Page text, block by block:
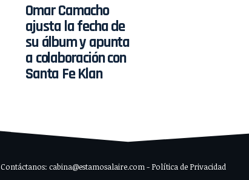
Omar Camacho
ajusta la fecha de
su álbum y apunta
a colaboración con
Santa Fe Klan
Contáctanos: cabina@estamosalaire.com - Política de Privacidad